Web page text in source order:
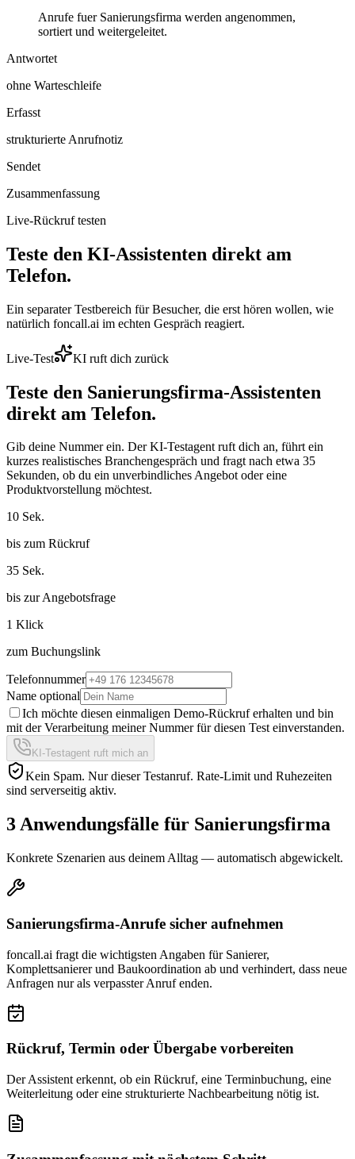
Anrufe fuer Sanierungsfirma werden angenommen,
sortiert und weitergeleitet.
Antwortet
ohne Warteschleife
Erfasst
strukturierte Anrufnotiz
Sendet
Zusammenfassung
Live-Rückruf testen
Teste den KI-Assistenten direkt am
Telefon.
Ein separater Testbereich für Besucher, die erst hören wollen, wie
natürlich foncall.ai im echten Gespräch reagiert.
Live-Test KI ruft dich zurück
Teste den Sanierungsfirma-Assistenten
direkt am Telefon.
Gib deine Nummer ein. Der KI-Testagent ruft dich an, führt ein
kurzes realistisches Branchengespräch und fragt nach etwa 35
Sekunden, ob du ein unverbindliches Angebot oder eine
Produktvorstellung möchtest.
10 Sek.
bis zum Rückruf
35 Sek.
bis zur Angebotsfrage
1 Klick
zum Buchungslink
Telefonnummer
Name optional
Ich möchte diesen einmaligen Demo-Rückruf erhalten und bin
mit der Verarbeitung meiner Nummer für diesen Test einverstanden.
KI-Testagent ruft mich an
Kein Spam. Nur dieser Testanruf. Rate-Limit und Ruhezeiten
sind serverseitig aktiv.
3 Anwendungsfälle für Sanierungsfirma
Konkrete Szenarien aus deinem Alltag — automatisch abgewickelt.
Sanierungsfirma-Anrufe sicher aufnehmen
foncall.ai fragt die wichtigsten Angaben für Sanierer,
Komplettsanierer und Baukoordination ab und verhindert, dass neue
Anfragen nur als verpasster Anruf enden.
Rückruf, Termin oder Übergabe vorbereiten
Der Assistent erkennt, ob ein Rückruf, eine Terminbuchung, eine
Weiterleitung oder eine strukturierte Nachbearbeitung nötig ist.